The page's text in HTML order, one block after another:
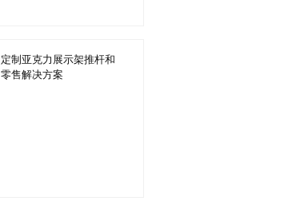
定制亚克力展示架推杆和
零售解决方案